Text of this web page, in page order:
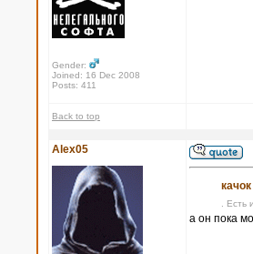
Gender:
Joined: 16 Dec 2008
Posts: 411
Back to top
Alex05
.
а он пока